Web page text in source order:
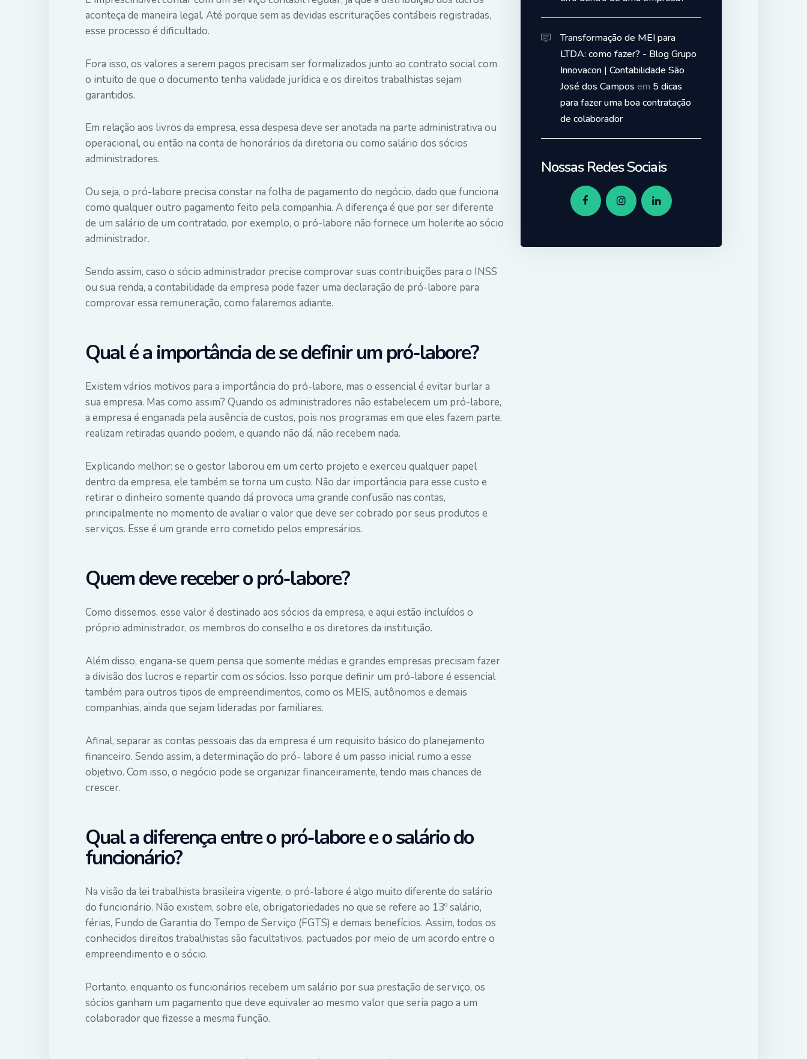
aconteça de maneira legal. Até porque sem as devidas escriturações contábeis registradas,
esse processo é dificultado.
Fora isso, os valores a serem pagos precisam ser formalizados junto ao contrato social com
o intuito de que o documento tenha validade jurídica e os direitos trabalhistas sejam
garantidos.
Em relação aos livros da empresa, essa despesa deve ser anotada na parte administrativa ou
operacional, ou então na conta de honorários da diretoria ou como salário dos sócios
administradores.
Ou seja, o pró-labore precisa constar na folha de pagamento do negócio, dado que funciona
como qualquer outro pagamento feito pela companhia. A diferença é que por ser diferente
de um salário de um contratado, por exemplo, o pró-labore não fornece um holerite ao sócio
administrador.
Sendo assim, caso o sócio administrador precise comprovar suas contribuições para o INSS
ou sua renda, a contabilidade da empresa pode fazer uma declaração de pró-labore para
comprovar essa remuneração, como falaremos adiante.
Qual é a importância de se definir um pró-labore?
Existem vários motivos para a importância do pró-labore, mas o essencial é evitar burlar a
sua empresa. Mas como assim? Quando os administradores não estabelecem um pró-labore,
a empresa é enganada pela ausência de custos, pois nos programas em que eles fazem parte,
realizam retiradas quando podem, e quando não dá, não recebem nada.
Explicando melhor: se o gestor laborou em um certo projeto e exerceu qualquer papel
dentro da empresa, ele também se torna um custo. Não dar importância para esse custo e
retirar o dinheiro somente quando dá provoca uma grande confusão nas contas,
principalmente no momento de avaliar o valor que deve ser cobrado por seus produtos e
serviços. Esse é um grande erro cometido pelos empresários.
Quem deve receber o pró-labore?
Como dissemos, esse valor é destinado aos sócios da empresa, e aqui estão incluídos o
próprio administrador, os membros do conselho e os diretores da instituição.
Além disso, engana-se quem pensa que somente médias e grandes empresas precisam fazer
a divisão dos lucros e repartir com os sócios. Isso porque definir um pró-labore é essencial
também para outros tipos de empreendimentos, como os MEIS, autônomos e demais
companhias, ainda que sejam lideradas por familiares.
Afinal, separar as contas pessoais das da empresa é um requisito básico do planejamento
financeiro. Sendo assim, a determinação do pró- labore é um passo inicial rumo a esse
objetivo. Com isso, o negócio pode se organizar financeiramente, tendo mais chances de
crescer.
Qual a diferença entre o pró-labore e o salário do
funcionário?
Na visão da lei trabalhista brasileira vigente, o pró-labore é algo muito diferente do salário
do funcionário. Não existem, sobre ele, obrigatoriedades no que se refere ao 13º salário,
férias, Fundo de Garantia do Tempo de Serviço (FGTS) e demais benefícios. Assim, todos os
conhecidos direitos trabalhistas são facultativos, pactuados por meio de um acordo entre o
empreendimento e o sócio.
Portanto, enquanto os funcionários recebem um salário por sua prestação de serviço, os
sócios ganham um pagamento que deve equivaler ao mesmo valor que seria pago a um
colaborador que fizesse a mesma função.
Transformação de MEI para
LTDA: como fazer? - Blog Grupo
Innovacon | Contabilidade São
José dos Campos em 5 dicas
para fazer uma boa contratação
de colaborador
Nossas Redes Sociais